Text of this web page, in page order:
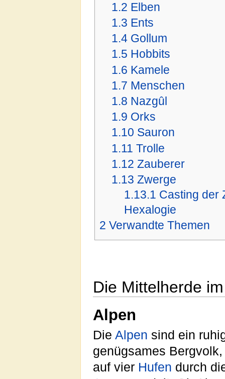
1.2 Elben
1.3 Ents
1.4 Gollum
1.5 Hobbits
1.6 Kamele
1.7 Menschen
1.8 Nazgûl
1.9 Orks
1.10 Sauron
1.11 Trolle
1.12 Zauberer
1.13 Zwerge
1.13.1 Casting der
Hexalogie
2 Verwandte Themen
Die Mittelherde
Alpen
Die Alpen sind ein
genügsames
auf vier Hufen durch